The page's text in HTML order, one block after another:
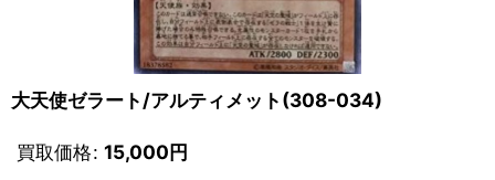
大天使ゼラート/アルティメット(308-034)
買取価格: 15,000円